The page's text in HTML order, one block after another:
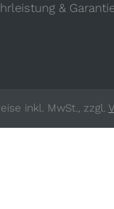
&
inkl. MwSt., zzgl.